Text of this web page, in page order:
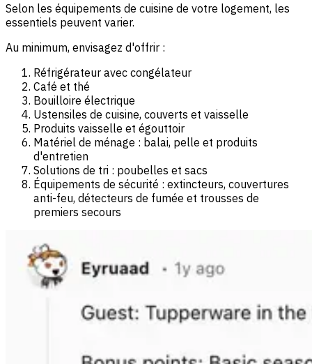
Selon les équipements de cuisine de votre logement, les
essentiels peuvent varier.
Au minimum, envisagez d'offrir :
Réfrigérateur avec congélateur
Café et thé
Bouilloire électrique
Ustensiles de cuisine, couverts et vaisselle
Produits vaisselle et égouttoir
Matériel de ménage : balai, pelle et produits
d'entretien
Solutions de tri : poubelles et sacs
Équipements de sécurité : extincteurs, couvertures
anti-feu, détecteurs de fumée et trousses de
premiers secours